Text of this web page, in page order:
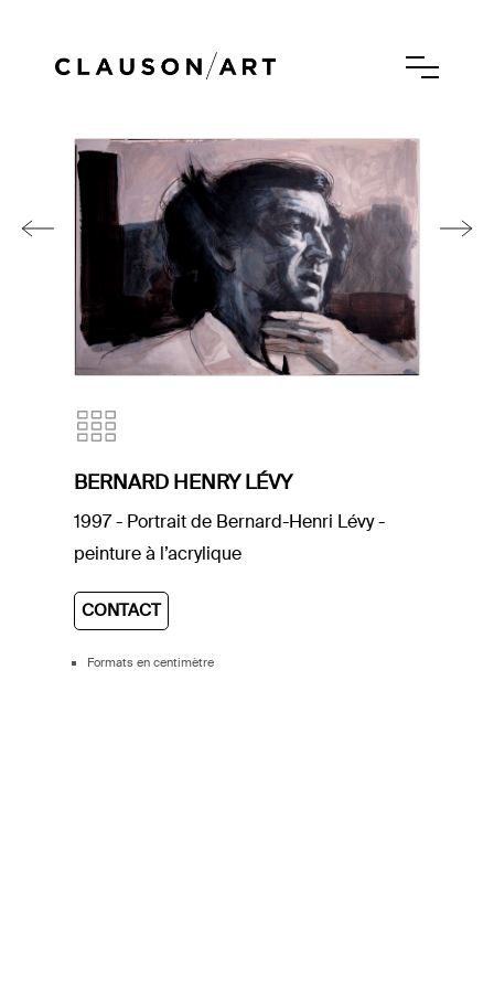
BERNARD HENRY LÉVY
1997 - Portrait de Bernard-Henri Lévy -
peinture à l’acrylique
CONTACT
Formats en centimètre